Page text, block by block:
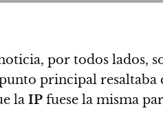
por todos lados,
principal resaltaba
la IP fuese la misma